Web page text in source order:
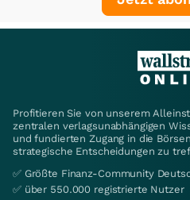
Profitieren Sie von unserem
zentralen verlagsunabhängigen
und fundierten Zugang in die
strategische Entscheidungen zu
✅ Größte Finanz-Community
✅ über 550.000 registrierte Nutzer